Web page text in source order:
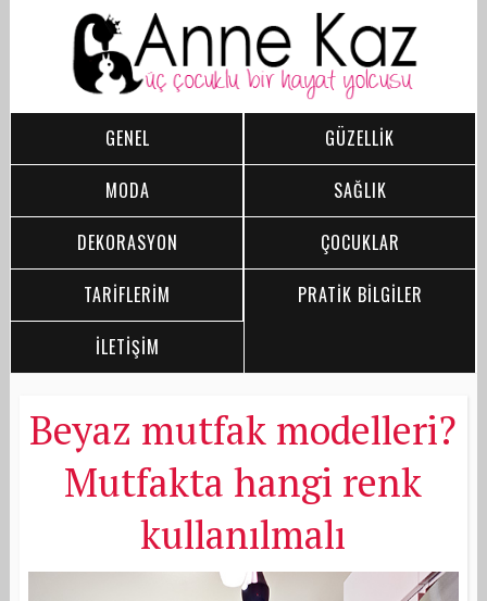
GENEL
GÜZELLİK
MODA
SAĞLIK
DEKORASYON
ÇOCUKLAR
TARİFLERİM
PRATİK BİLGİLER
İLETİŞİM
Beyaz mutfak modelleri?
Mutfakta hangi renk
kullanılmalı